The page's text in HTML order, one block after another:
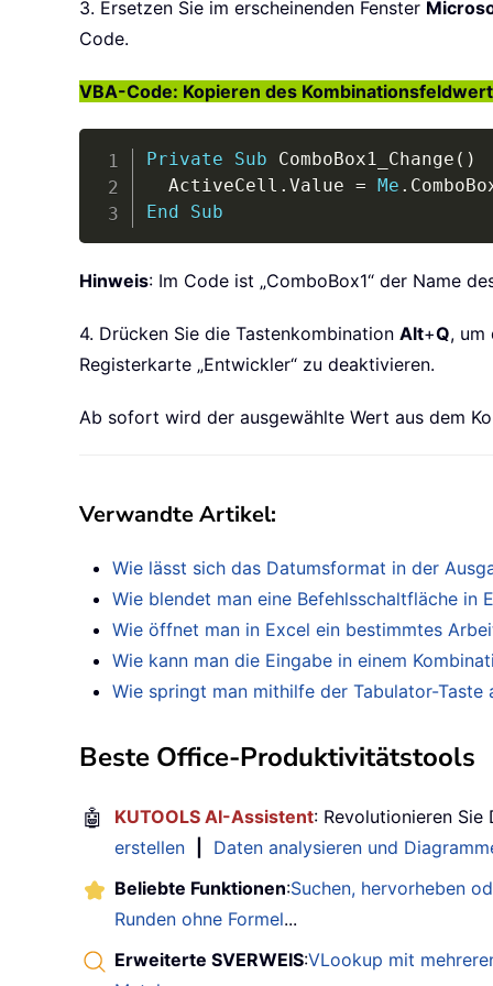
3. Ersetzen Sie im erscheinenden Fenster
Code.
VBA-Code: Kopieren des
Private Sub ComboBox1_Change ( )
  ActiveCell
. Value = Me .
End
Sub
Hinweis: Im Code ist „ComboBox1“ der Name
4. Drücken Sie die Tastenkombination Alt+Q, um
Registerkarte „Entwickler“ zu deaktivieren.
Ab sofort wird der ausgewählte Wert aus dem
Verwandte Artikel:
Wie lässt sich das Datumsformat in der
Wie blendet man eine Befehlsschaltfläche in
Wie öffnet man in Excel ein bestimmtes
Wie kann man die Eingabe in einem
Wie springt man mithilfe der Tabulator-Taste
Beste Office-Produktivitätstools
🤖 KUTOOLS AI-Assistent: Revolutionieren Sie
erstellen
Daten analysieren und
Beliebte Funktionen:Suchen, hervorheben
Runden ohne Formel...
Erweiterte SVERWEIS:VLookup mit